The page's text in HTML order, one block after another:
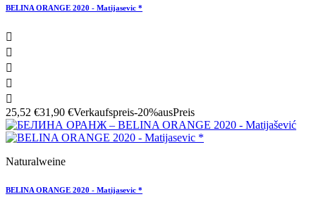
BELINA ORANGE 2020 - Matijasevic *





25,52 €31,90 €Verkaufspreis-20%ausPreis
Naturalweine
BELINA ORANGE 2020 - Matijasevic *